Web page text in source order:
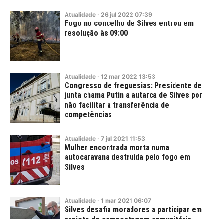
Atualidade · 26 jul 2022 07:39
Fogo no concelho de Silves entrou em
resolução às 09:00
Atualidade · 12 mar 2022 13:53
Congresso de freguesias: Presidente de
junta chama Putin a autarca de Silves por
não facilitar a transferência de
competências
Atualidade · 7 jul 2021 11:53
Mulher encontrada morta numa
autocaravana destruída pelo fogo em
Silves
Atualidade · 1 mar 2021 06:07
Silves desafia moradores a participar em